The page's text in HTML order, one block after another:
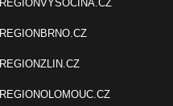
REGIONVYSOCINA.CZ
REGIONBRNO.CZ
REGIONZLIN.CZ
REGIONOLOMOUC.CZ